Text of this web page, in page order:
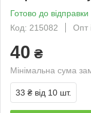
Готово до відправки
Код: 215082
Опт
40 ₴
Мінімальна сума
33 ₴ від 10 шт.